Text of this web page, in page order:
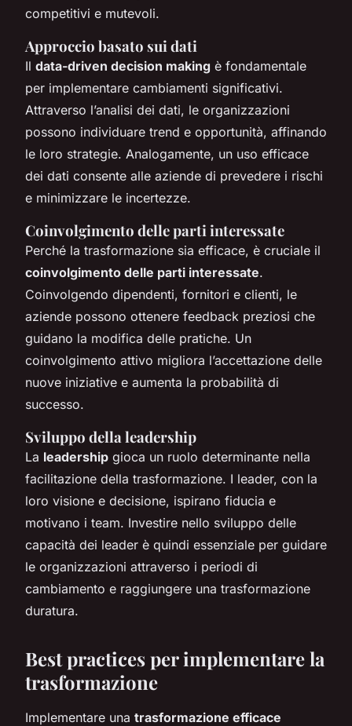
competitivi e mutevoli.
Approccio basato sui dati
Il data-driven decision making è fondamentale
per implementare cambiamenti significativi.
Attraverso l’analisi dei dati, le organizzazioni
possono individuare trend e opportunità, affinando
le loro strategie. Analogamente, un uso efficace
dei dati consente alle aziende di prevedere i rischi
e minimizzare le incertezze.
Coinvolgimento delle parti interessate
Perché la trasformazione sia efficace, è cruciale il
coinvolgimento delle parti interessate.
Coinvolgendo dipendenti, fornitori e clienti, le
aziende possono ottenere feedback preziosi che
guidano la modifica delle pratiche. Un
coinvolgimento attivo migliora l’accettazione delle
nuove iniziative e aumenta la probabilità di
successo.
Sviluppo della leadership
La leadership gioca un ruolo determinante nella
facilitazione della trasformazione. I leader, con la
loro visione e decisione, ispirano fiducia e
motivano i team. Investire nello sviluppo delle
capacità dei leader è quindi essenziale per guidare
le organizzazioni attraverso i periodi di
cambiamento e raggiungere una trasformazione
duratura.
Best practices per implementare la
trasformazione
Implementare una trasformazione efficace